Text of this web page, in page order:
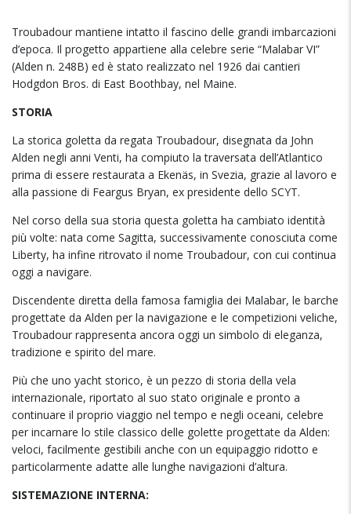
Troubadour mantiene intatto il fascino delle grandi imbarcazioni
d’epoca. Il progetto appartiene alla celebre serie “Malabar VI”
(Alden n. 248B) ed è stato realizzato nel 1926 dai cantieri
Hodgdon Bros. di East Boothbay, nel Maine.
STORIA
La storica goletta da regata Troubadour, disegnata da John
Alden negli anni Venti, ha compiuto la traversata dell’Atlantico
prima di essere restaurata a Ekenäs, in Svezia, grazie al lavoro e
alla passione di Feargus Bryan, ex presidente dello SCYT.
Nel corso della sua storia questa goletta ha cambiato identità
più volte: nata come Sagitta, successivamente conosciuta come
Liberty, ha infine ritrovato il nome Troubadour, con cui continua
oggi a navigare.
Discendente diretta della famosa famiglia dei Malabar, le barche
progettate da Alden per la navigazione e le competizioni veliche,
Troubadour rappresenta ancora oggi un simbolo di eleganza,
tradizione e spirito del mare.
Più che uno yacht storico, è un pezzo di storia della vela
internazionale, riportato al suo stato originale e pronto a
continuare il proprio viaggio nel tempo e negli oceani, celebre
per incarnare lo stile classico delle golette progettate da Alden:
veloci, facilmente gestibili anche con un equipaggio ridotto e
particolarmente adatte alle lunghe navigazioni d’altura.
SISTEMAZIONE INTERNA: